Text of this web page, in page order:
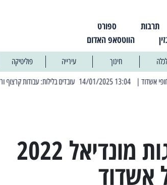
תרבות
ספורט
הווטסאפ האדום
חינוך עירייה פוליטיקה
| 11:30 03/03/2025 בחמישי הקרוב: הרחובות בהם תהיה הפסקת חשמל יזומה
סיבה למסיבה: חגיגות מונדיאל 2022
אשדוד